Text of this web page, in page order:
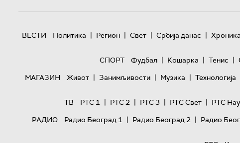
ВЕСТИ Политика | Регион | Свет | Србија данас | Хроника
СПОРТ
Фудбал | Кошарка | Тенис |
МАГАЗИН
Живот | Занимљивости | Музика | Технологијa
ТВ
РТС 1 | РТС 2 | РТС 3 | РТС Свет | РТС
РАДИО
Радио Београд 1 | Радио Београд 2 | Радио